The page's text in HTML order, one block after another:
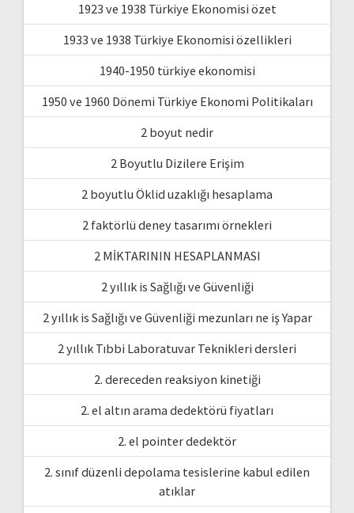
1923 ve 1938 Türkiye Ekonomisi özet
1933 ve 1938 Türkiye Ekonomisi özellikleri
1940-1950 türkiye ekonomisi
1950 ve 1960 Dönemi Türkiye Ekonomi Politikaları
2 boyut nedir
2 Boyutlu Dizilere Erişim
2 boyutlu Öklid uzaklığı hesaplama
2 faktörlü deney tasarımı örnekleri
2 MİKTARININ HESAPLANMASI
2 yıllık is Sağlığı ve Güvenliği
2 yıllık is Sağlığı ve Güvenliği mezunları ne iş Yapar
2 yıllık Tıbbi Laboratuvar Teknikleri dersleri
2. dereceden reaksiyon kinetiği
2. el altın arama dedektörü fiyatları
2. el pointer dedektör
2. sınıf düzenli depolama tesislerine kabul edilen
atıklar